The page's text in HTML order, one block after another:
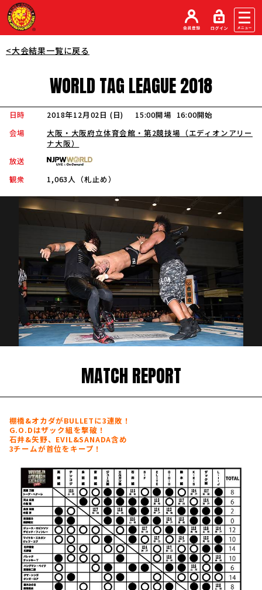
<大会結果一覧に戻る
WORLD TAG LEAGUE2018
日時 2018年12月02日 (日) 15:00開場 16:00開始
会場
大阪・大阪府立体育会館・第2競技場（エディオンアリー
ナ大阪）
放送
観衆
1,063人（札止め）
MATCH REPORT
棚橋&オカダがBULLETに3連敗！
G.O.Dはザック組を撃破！
石井&矢野、EVIL&SANADA含め
3チームが首位をキープ！